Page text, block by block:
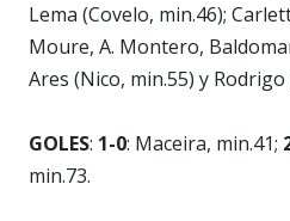
Lema (Covelo, min.46);
Moure, A. Montero,
Ares (Nico, min.55) y Rodrigo
GOLES: 1-0: Maceira, min.41;
min.73.